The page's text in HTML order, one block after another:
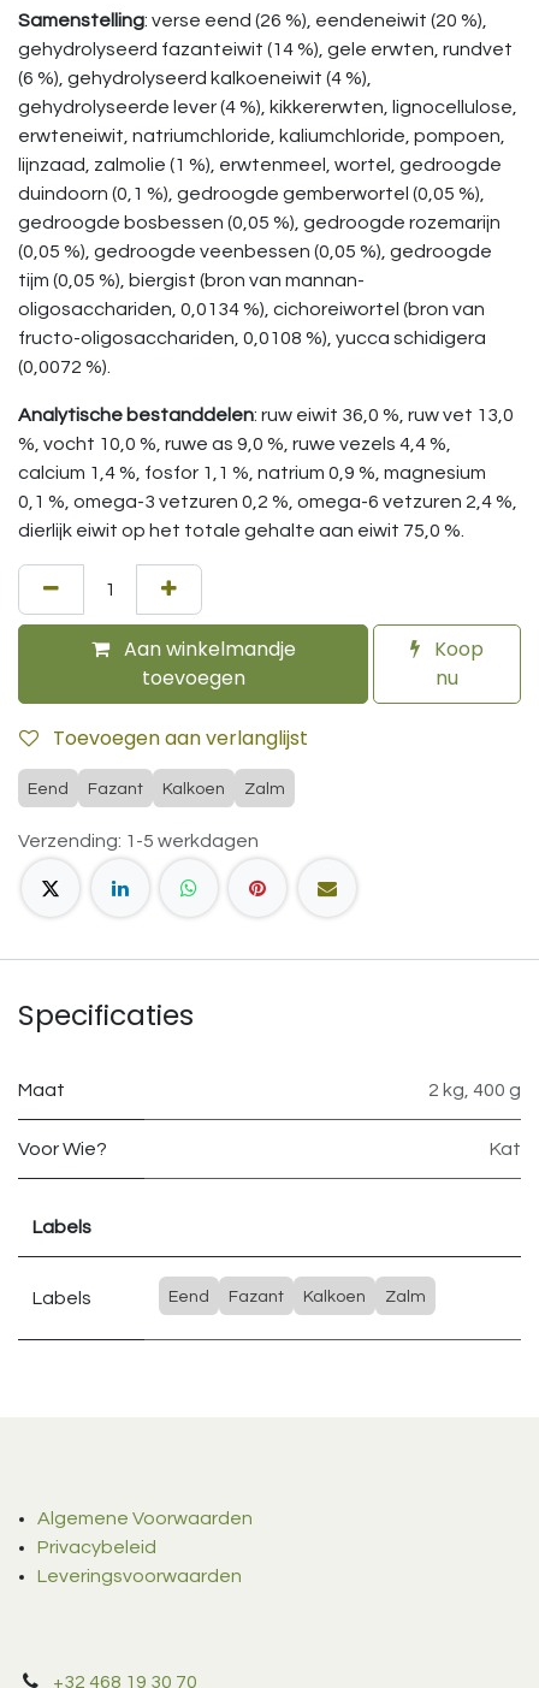
Samenstelling: verse eend (26 %), eendeneiwit (20 %),
gehydrolyseerd fazanteiwit (14 %), gele erwten, rundvet
(6 %), gehydrolyseerd kalkoeneiwit (4 %),
gehydrolyseerde lever (4 %), kikkererwten, lignocellulose,
erwteneiwit, natriumchloride, kaliumchloride, pompoen,
lijnzaad, zalmolie (1 %), erwtenmeel, wortel, gedroogde
duindoorn (0,1 %), gedroogde gemberwortel (0,05 %),
gedroogde bosbessen (0,05 %), gedroogde rozemarijn
(0,05 %), gedroogde veenbessen (0,05 %), gedroogde
tijm (0,05 %), biergist (bron van mannan-
oligosacchariden, 0,0134 %), cichoreiwortel (bron van
fructo-oligosacchariden, 0,0108 %), yucca schidigera
(0,0072 %).
Analytische bestanddelen: ruw eiwit 36,0 %, ruw vet 13,0
%, vocht 10,0 %, ruwe as 9,0 %, ruwe vezels 4,4 %,
calcium 1,4 %, fosfor 1,1 %, natrium 0,9 %, magnesium
0,1 %, omega-3 vetzuren 0,2 %, omega-6 vetzuren 2,4 %,
dierlijk eiwit op het totale gehalte aan eiwit 75,0 %.
Aan winkelmandje
toevoegen
Koop
nu
Toevoegen aan verlanglijst
Eend Fazant Kalkoen Zalm
Verzending: 1-5 werkdagen
Specificaties
Maat 2 kg, 400 g
Voor Wie? Kat
Labels
Labels Eend Fazant Kalkoen Zalm
Algemene Voorwaarden
Privacybeleid
Leveringsvoorwaarden
+32 468 19 30 70